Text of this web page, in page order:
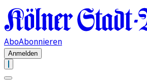
AboAbonnieren
Anmelden